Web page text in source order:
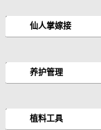
仙人掌嫁接
养护管理
植料工具